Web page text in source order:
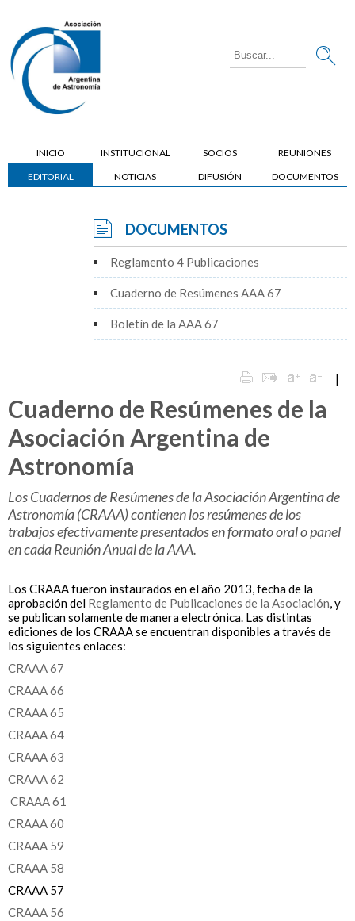
INICIO INSTITUCIONAL SOCIOS
REUNIONES
EDITORIAL
NOTICIAS DIFUSIÓN DOCUMENTOS
DOCUMENTOS
Reglamento 4 Publicaciones
Cuaderno de Resúmenes AAA 67
Boletín de la AAA 67
|
Cuaderno de Resúmenes de la
Asociación Argentina de
Astronomía
Los Cuadernos de Resúmenes de la Asociación Argentina de
Astronomía (CRAAA) contienen los resúmenes de los
trabajos efectivamente presentados en formato oral o panel
en cada Reunión Anual de la AAA.
Los CRAAA fueron instaurados en el año 2013, fecha de la
aprobación del Reglamento de Publicaciones de la Asociación, y
se publican solamente de manera electrónica. Las distintas
ediciones de los CRAAA se encuentran disponibles a través de
los siguientes enlaces:
CRAAA 67
CRAAA 66
CRAAA 65
CRAAA 64
CRAAA 63
CRAAA 62
CRAAA 61
CRAAA 60
CRAAA 59
CRAAA 58
CRAAA 57
CRAAA 56